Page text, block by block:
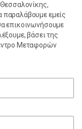
εμείς
επικοινωνήσουμε
βάσει της
Μεταφορών